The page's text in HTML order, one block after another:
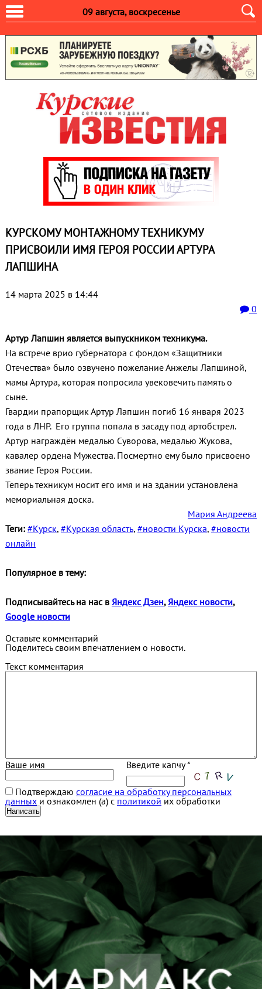
09 августа, воскресенье
КУРСКОМУ МОНТАЖНОМУ ТЕХНИКУМУ
ПРИСВОИЛИ ИМЯ ГЕРОЯ РОССИИ АРТУРА
ЛАПШИНА
14 марта 2025 в 14:44
0
Артур Лапшин является выпускником техникума.
На встрече врио губернатора с фондом «Защитники
Отечества» было озвучено пожелание Анжелы Лапшиной,
мамы Артура, которая попросила увековечить память о
сыне.
Гвардии прапорщик Артур Лапшин погиб 16 января 2023
года в ЛНР. Его группа попала в засаду под артобстрел.
Артур награждён медалью Суворова, медалью Жукова,
кавалер ордена Мужества. Посмертно ему было присвоено
звание Героя России.
Теперь техникум носит его имя и на здании установлена
мемориальная доска.
Мария Андреева
Теги: #Курск, #Курская область, #новости Курска, #новости
онлайн
Популярное в тему:
Подписывайтесь на нас в Яндекс Дзен,Яндекс новости,
Google новости
Оставьте комментарий
Поделитесь своим впечатлением о новости.
Текст комментария
Ваше имя Введите капчу *
Подтверждаю согласие на обработку персональных
данныхи ознакомлен (а) с политикой их обработки